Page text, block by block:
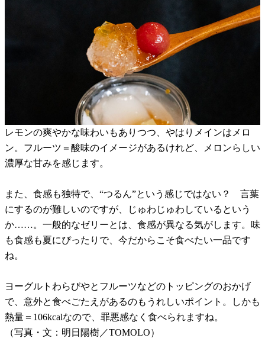
レモンの爽やかな味わいもありつつ、やはりメインはメロ
ン。フルーツ＝酸味のイメージがあるけれど、メロンらしい
濃厚な甘みを感じます。
また、食感も独特で、“つるん”という感じではない？ 言葉
にするのが難しいのですが、じゅわじゅわしているという
か……。一般的なゼリーとは、食感が異なる気がします。味
も食感も夏にぴったりで、今だからこそ食べたい一品です
ね。
ヨーグルトわらびやとフルーツなどのトッピングのおかげ
で、意外と食べごたえがあるのもうれしいポイント。しかも
熱量＝106kcalなので、罪悪感なく食べられますね。
（写真・文：明日陽樹／TOMOLO）